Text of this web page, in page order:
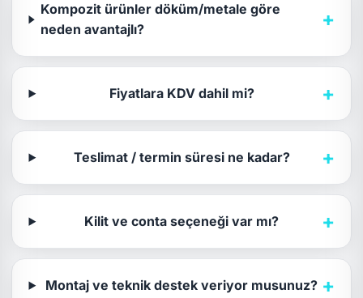
Kompozit ürünler döküm/metale göre
neden avantajlı?
+
Fiyatlara KDV dahil mi? +
Teslimat / termin süresi ne kadar? +
Kilit ve conta seçeneği var mı? +
Montaj ve teknik destek veriyor musunuz? +